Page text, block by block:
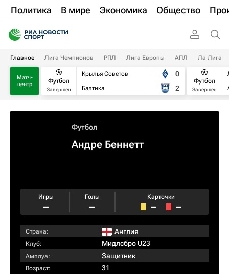
Политика В мире Экономика Общество
Главное Лига Чемпионов РПЛ Лига Европы АПЛ Ла Лига
Матч-
центр
Футбол
Завершен
Крылья Советов
Балтика
0
2
Футбол
Завершен
Футбол
Андре Беннетт
Игры
–
Голы
–
Карточки
– –
Страна: Англия
Клуб: Мидлсбро U23
Амплуа: Защитник
Возраст: 31